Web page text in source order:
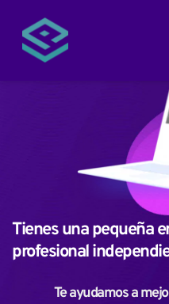
Tienes una pequeña
profesional
Te ayudamos a